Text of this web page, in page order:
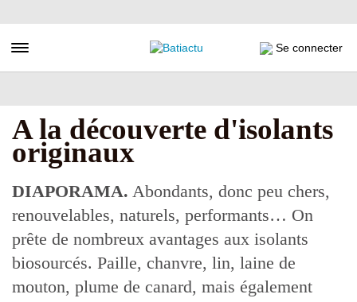
au
principal
Toggle navigation Se connecter
A la découverte d'isolants
originaux
DIAPORAMA. Abondants, donc peu chers,
renouvelables, naturels, performants… On
prête de nombreux avantages aux isolants
biosourcés. Paille, chanvre, lin, laine de
mouton, plume de canard, mais également